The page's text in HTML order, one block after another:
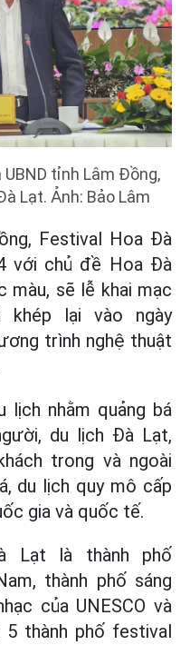
UBND tỉnh Lâm Đồng,
Lạt. Ảnh: Bảo Lâm
Festival Hoa Đà
với chủ đề Hoa Đà
màu, sẽ lễ khai mạc
khép lại vào ngày
trình nghệ thuật
lịch nhằm quảng bá
du lịch Đà Lạt,
trong và ngoài
du lịch quy mô cấp
gia và quốc tế.
Lạt là thành phố
thành phố sáng
của UNESCO và
5 thành phố festival